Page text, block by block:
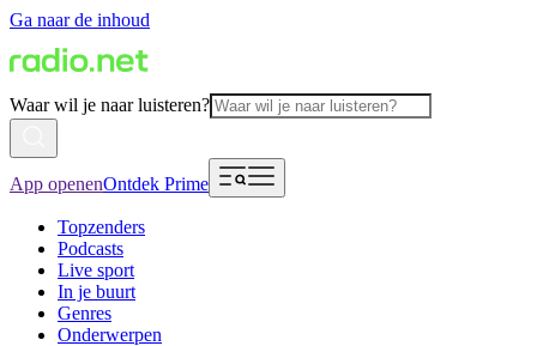
Ga naar de inhoud
Waar wil je naar luisteren?
App openenOntdek Prime
Topzenders
Podcasts
Live sport
In je buurt
Genres
Onderwerpen